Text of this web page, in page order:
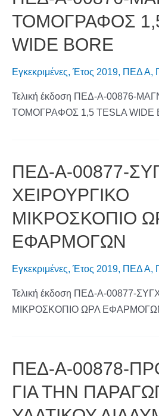
ΤΟΜΟΓΡΑΦΟΣ
WIDE BORE
Εγκεκριμένες, Έτος 2019, ΠΕΔ Α,
Τελική έκδοση ΠΕΔ-Α-00876-
ΤΟΜΟΓΡΑΦΟΣ 1,5 TESLA WIDE
ΠΕΔ-Α-00877-
ΧΕΙΡΟΥΡΓΙΚΟ
ΜΙΚΡΟΣΚΟΠΙΟ
ΕΦΑΡΜΟΓΩΝ
Εγκεκριμένες, Έτος 2019, ΠΕΔ Α,
Τελική έκδοση ΠΕΔ-Α-00877-
ΜΙΚΡΟΣΚΟΠΙΟ ΩΡΛ
ΠΕΔ-Α-00878-
ΓΙΑ ΤΗΝ